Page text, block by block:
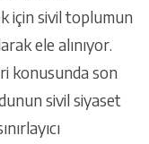
için sivil toplumun
ele alınıyor.
konusunda son
sivil siyaset